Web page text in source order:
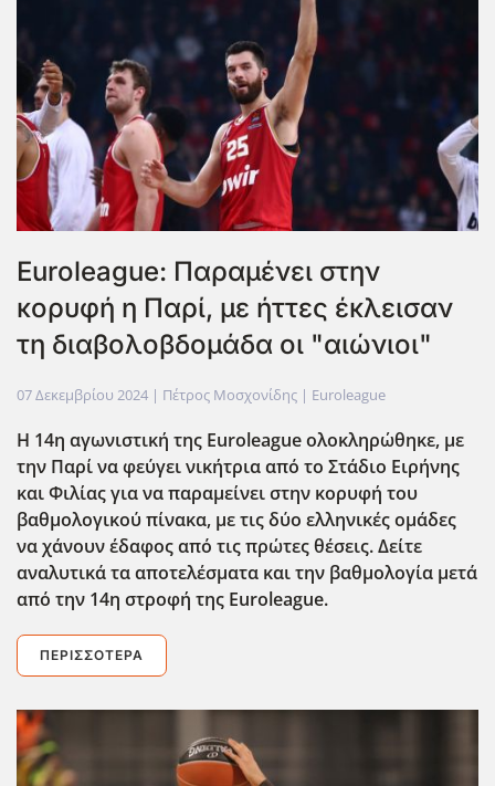
Euroleague: Παραμένει στην
κορυφή η Παρί, με ήττες έκλεισαν
τη διαβολοβδομάδα οι "αιώνιοι"
07 Δεκεμβρίου 2024 | Πέτρος Μοσχονίδης | Euroleague
Η 14η αγωνιστική της Euroleague ολοκληρώθηκε, με
την Παρί να φεύγει νικήτρια από το Στάδιο Ειρήνης
και Φιλίας για να παραμείνει στην κορυφή του
βαθμολογικού πίνακα, με τις δύο ελληνικές ομάδες
να χάνουν έδαφος από τις πρώτες θέσεις. Δείτε
αναλυτικά τα αποτελέσματα και την βαθμολογία μετά
από την 14η στροφή της Euroleague.
ΠΕΡΙΣΣΌΤΕΡΑ